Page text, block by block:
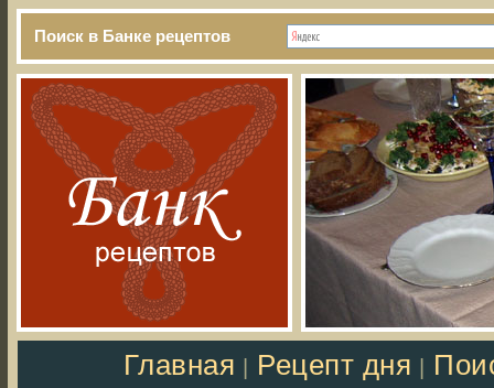
Поиск в Банке рецептов
Главная Рецепт дня